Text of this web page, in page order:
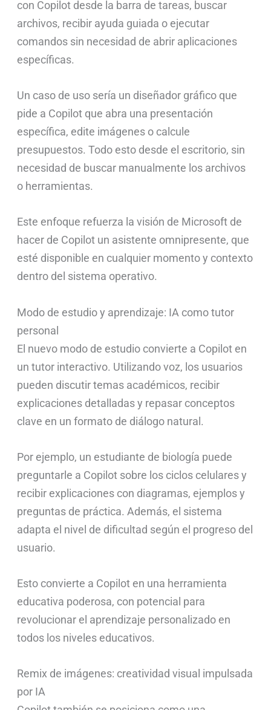
con Copilot desde la barra de tareas, buscar
archivos, recibir ayuda guiada o ejecutar
comandos sin necesidad de abrir aplicaciones
específicas.
Un caso de uso sería un diseñador gráfico que
pide a Copilot que abra una presentación
específica, edite imágenes o calcule
presupuestos. Todo esto desde el escritorio, sin
necesidad de buscar manualmente los archivos
o herramientas.
Este enfoque refuerza la visión de Microsoft de
hacer de Copilot un asistente omnipresente, que
esté disponible en cualquier momento y contexto
dentro del sistema operativo.
Modo de estudio y aprendizaje: IA como tutor
personal
El nuevo modo de estudio convierte a Copilot en
un tutor interactivo. Utilizando voz, los usuarios
pueden discutir temas académicos, recibir
explicaciones detalladas y repasar conceptos
clave en un formato de diálogo natural.
Por ejemplo, un estudiante de biología puede
preguntarle a Copilot sobre los ciclos celulares y
recibir explicaciones con diagramas, ejemplos y
preguntas de práctica. Además, el sistema
adapta el nivel de dificultad según el progreso del
usuario.
Esto convierte a Copilot en una herramienta
educativa poderosa, con potencial para
revolucionar el aprendizaje personalizado en
todos los niveles educativos.
Remix de imágenes: creatividad visual impulsada
por IA